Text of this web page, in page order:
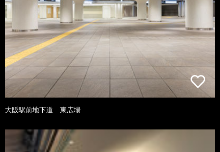
大阪駅前地下道 東広場